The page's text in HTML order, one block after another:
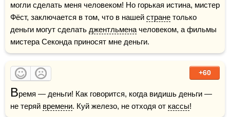
могли сделать меня человеком! Но горькая истина, мистер
Фёст, заключается в том, что в нашей стране только
деньги могут сделать джентльмена человеком, а фильмы
мистера Секонда приносят мне деньги.
+60
Время — деньги! Как говорится, когда видишь деньги —
не теряй времени. Куй железо, не отходя от кассы!